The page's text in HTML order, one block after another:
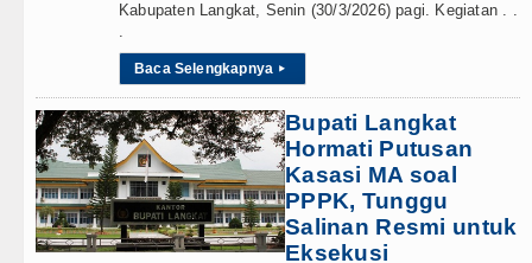
Kabupaten Langkat, Senin (30/3/2026) pagi. Kegiatan . .
.
Baca Selengkapnya ▸
Bupati Langkat
Hormati Putusan
Kasasi MA soal
PPPK, Tunggu
Salinan Resmi untuk
Eksekusi